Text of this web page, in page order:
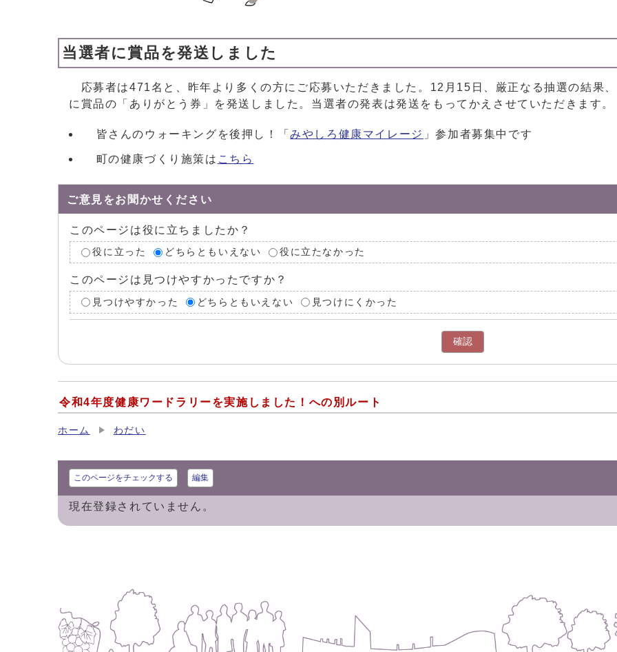
当選者に賞品を発送しました
応募者は471名と、昨年より多くの方にご応募いただきました。12月15日、厳正なる抽選の結果
に賞品の「ありがとう券」を発送しました。当選者の発表は発送をもってかえさせていただきます。
皆さんのウォーキングを後押し！「みやしろ健康マイレージ 」参加者募集中です
町の健康づくり施策は こちら
ご意見をお聞かせください
このページは役に立ちましたか？
役に立った どちらともいえない 役に立たなかった
このページは見つけやすかったですか？
見つけやすかった どちらともいえない 見つけにくかった
確認
令和4年度健康ワードラリーを実施しました！への別ルート
ホーム わだい
このページをチェックする 編集
現在登録されていません。